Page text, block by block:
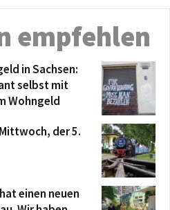
empfehlen
in Sachsen:
selbst mit
Wohngeld
der 5.
einen neuen